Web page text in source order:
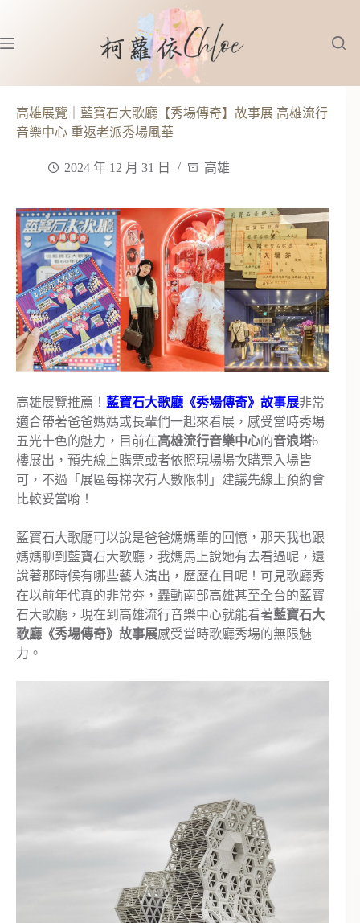
主
內
高雄展覽｜藍寶石大歌廳【秀場傳奇】故事展 高雄流行
音樂中心 重返老派秀場風華
2024 年 12 月 31 日 高雄
高雄展覽推薦！ 藍寶石大歌廳《秀場傳奇》故事展非常
適合帶著爸爸媽媽或長輩們一起來看展，感受當時秀場
五光十色的魅力，目前在高雄流行音樂中心的音浪塔6
樓展出，預先線上購票或者依照現場場次購票入場皆
可，不過「展區每梯次有人數限制」建議先線上預約會
比較妥當唷！
藍寶石大歌廳可以說是爸爸媽媽輩的回憶，那天我也跟
媽媽聊到藍寶石大歌廳，我媽馬上說她有去看過呢，還
說著那時候有哪些藝人演出，歷歷在目呢！可見歌廳秀
在以前年代真的非常夯，轟動南部高雄甚至全台的藍寶
石大歌廳，現在到高雄流行音樂中心就能看著藍寶石大
歌廳《秀場傳奇》故事展感受當時歌廳秀場的無限魅
力。